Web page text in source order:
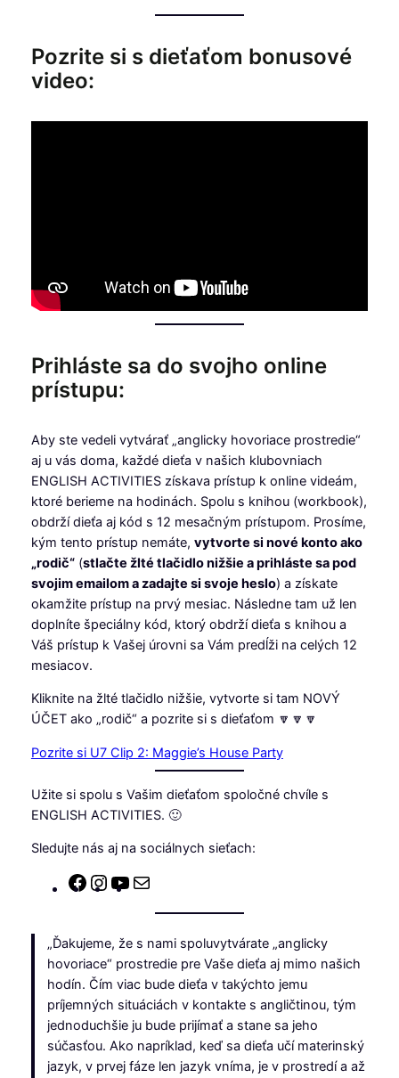
Pozrite si s dieťaťom bonusové
video:
Prihláste sa do svojho online
prístupu:
Aby ste vedeli vytvárať „anglicky hovoriace prostredie“
aj u vás doma, každé dieťa v našich klubovniach
ENGLISH ACTIVITIES získava prístup k online videám,
ktoré berieme na hodinách. Spolu s knihou (workbook),
obdrží dieťa aj kód s 12 mesačným prístupom. Prosíme,
kým tento prístup nemáte, vytvorte si nové konto ako
„rodič“(stlačte žlté tlačidlo nižšie a prihláste sa pod
svojim emailom a zadajte si svoje heslo) a získate
okamžite prístup na prvý mesiac. Následne tam už len
doplníte špeciálny kód, ktorý obdrží dieťa s knihou a
Váš prístup k Vašej úrovni sa Vám predĺži na celých 12
mesiacov.
Kliknite na žlté tlačidlo nižšie, vytvorte si tam NOVÝ
ÚČET ako „rodič“ a pozrite si s dieťaťom 🔽🔽🔽
Pozrite si U7 Clip 2: Maggie’s House Party
Užite si spolu s Vašim dieťaťom spoločné chvíle s
ENGLISH ACTIVITIES. 🙂
Sledujte nás aj na sociálnych sieťach:
Facebook
Instagram
YouTube
„Ďakujeme, že s nami spoluvytvárate „anglicky
hovoriace“ prostredie pre Vaše dieťa aj mimo našich
hodín. Čím viac bude dieťa v takýchto jemu
príjemných situáciách v kontakte s angličtinou, tým
jednoduchšie ju bude prijímať a stane sa jeho
súčasťou. Ako napríklad, keď sa dieťa učí materinský
jazyk, v prvej fáze len jazyk vníma, je v prostredí a až